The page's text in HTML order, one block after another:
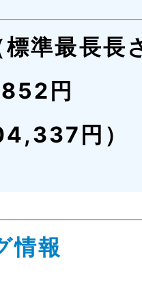
準最長長
円
円）
情報